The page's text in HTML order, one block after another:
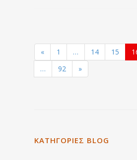
« 1 … 14 15
…
92 »
ΚΑΤΗΓΟΡΙΕΣ BLOG